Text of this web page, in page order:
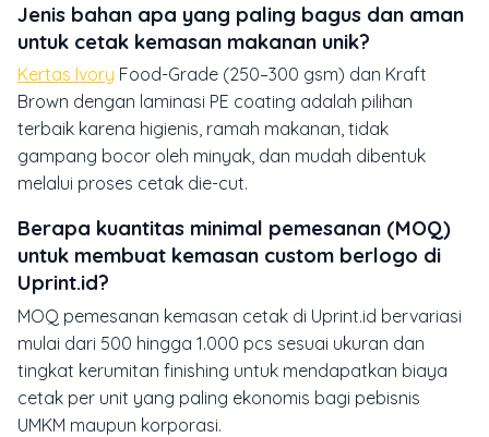
Jenis bahan apa yang paling bagus dan aman
untuk cetak kemasan makanan unik?
Kertas Ivory Food-Grade (250–300 gsm) dan Kraft
Brown dengan laminasi PE coating adalah pilihan
terbaik karena higienis, ramah makanan, tidak
gampang bocor oleh minyak, dan mudah dibentuk
melalui proses cetak die-cut.
Berapa kuantitas minimal pemesanan (MOQ)
untuk membuat kemasan custom berlogo di
Uprint.id?
MOQ pemesanan kemasan cetak di Uprint.id bervariasi
mulai dari 500 hingga 1.000 pcs sesuai ukuran dan
tingkat kerumitan finishing untuk mendapatkan biaya
cetak per unit yang paling ekonomis bagi pebisnis
UMKM maupun korporasi.